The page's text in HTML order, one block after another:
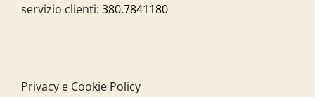
servizio clienti: 380.7841180
Privacy e Cookie Policy